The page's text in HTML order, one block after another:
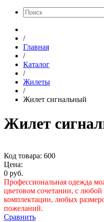
/
Главная
/
Каталог
/
Жилеты
/
Жилет сигнальный
Жилет
Код товара: 600
Цена:
0 руб.
Профессиональная одежда
цветовом сочетании, с
комплектации, любых
пожеланий.
Сравнить